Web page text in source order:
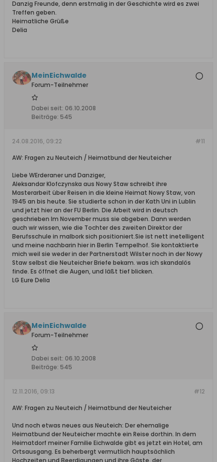
Danzig Freunde, denn erstmalig in der Geschichte wird es zwei
Treffen geben.
Heimatliche Grüße
Delia
MeinEichwalde
Forum-Teilnehmer
Dabei seit: 06.10.2008
Beiträge: 545
#11
24.08.2016, 09:22
AW: Fragen zu Neuteich / Heimatbund der Neuteicher
Liebe WErderaner und Danziger,
Aleksandar Klofczynska aus Nowy Staw schreibt ihre
Masterarbeit über Reisen in die kleine Heimat Nowy Staw, von
1945 an bis heute. Sie studierte schon in der Kath Uni in Lublin
und jetzt hier an der FU Berlin. Die Arbeit wird in deutsch
geschrieben Im November muss sie abgeben. Dann werden
auch wir wissen, wie die Tochter des zweiten Direktor der
Berufsschule in malbork sich positioniert.Sie ist nett inetelligent
und meine nachbarin hier in Berlin Tempelhof. Sie kontaktierte
mich weil sie weder in der Partnerstadt Wilster noch in der Nowy
Staw selbst die Neuteicher Briefe bekam. was ich skandalös
finde. Es öffnet die Augen, und läßt tief blicken.
LG Eure Delia
MeinEichwalde
Forum-Teilnehmer
Dabei seit: 06.10.2008
Beiträge: 545
#12
12.11.2016, 09:13
AW: Fragen zu Neuteich / Heimatbund der Neuteicher
Und noch etwas neues aus Neuteich: Der ehemalige
Heimatbund der Neuteicher machte ein Reise dorthin. In dem
Heimatdorf meiner Familie Eichwalde gibt es jetzt ein Hotel, am
Ortsausgang. Es beherbergt vermutlich hauptsächlich
Hochzeiten und Beerdigungen und ihre Gäste, der